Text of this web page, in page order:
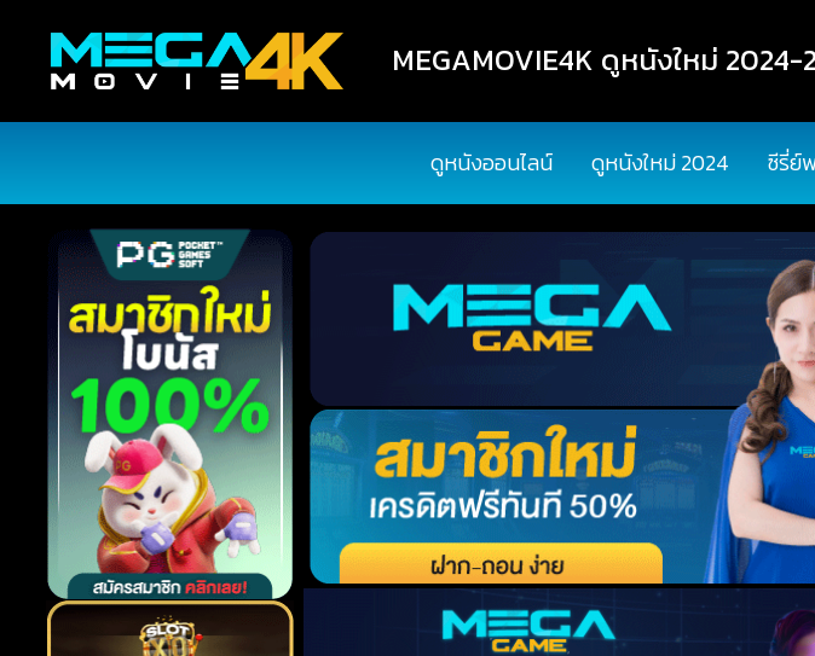
MEGAMOVIE4K ดูหนังใหม่
ดูหนังออนไลน์ ดูหนังใหม่ 2024 ซีรี่ย์